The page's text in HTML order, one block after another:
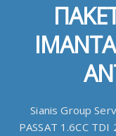
Sianis Group
PASSAT 1.6CC